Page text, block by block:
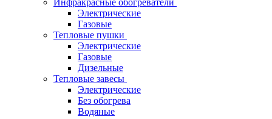
Инфракрасные обогреватели
Электрические
Газовые
Тепловые пушки
Электрические
Газовые
Дизельные
Тепловые завесы
Электрические
Без обогрева
Водяные